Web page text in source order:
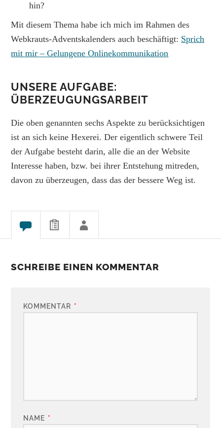
hin?
Mit diesem Thema habe ich mich im Rahmen des
Webkrauts-Adventskalenders auch beschäftigt: Sprich
mit mir – Gelungene Onlinekommunikation
UNSERE AUFGABE:
ÜBERZEUGUNGSARBEIT
Die oben genannten sechs Aspekte zu berücksichtigen
ist an sich keine Hexerei. Der eigentlich schwere Teil
der Aufgabe besteht darin, alle die an der Website
Interesse haben, bzw. bei ihrer Entstehung mitreden,
davon zu überzeugen, dass das der bessere Weg ist.
SCHREIBE EINEN KOMMENTAR
KOMMENTAR *
NAME *